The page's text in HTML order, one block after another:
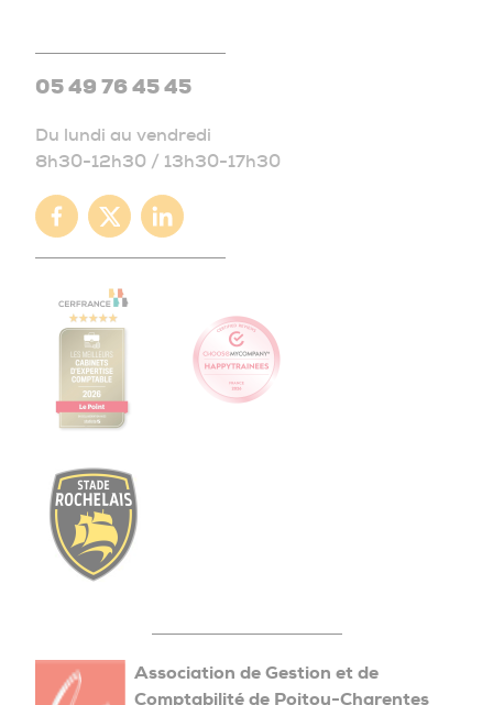
05 49 76 45 45
Du lundi au vendredi
8h30-12h30 / 13h30-17h30
Facebook
TwitterLinkedin
Association de Gestion et de
Comptabilité de Poitou-Charentes